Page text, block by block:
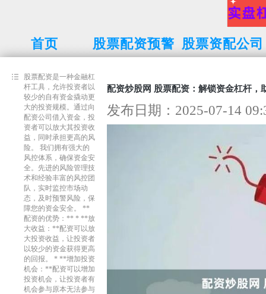
首页
股票配资预警 股票资配公司
股票配资是一种金融杠
杆工具，允许投资者以
较少的自有资金撬动更
大的投资规模。通过向
配资公司借入资金，投
资者可以放大其投资收
益，同时承担更高的风
险。 我们拥有强大的
风控体系，确保资金安
全。先进的风险管理技
术和经验丰富的风控团
队，实时监控市场动
态，及时预警风险，保
障您的资金安全。 **
配资的优势：** * **放
大收益：**配资可以放
大投资收益，让投资者
以较少的资金获得更高
的回报。 * **增加投资
机会：**配资可以增加
投资机会，让投资者有
机会参与原本无法参与
配资炒股网 股票配资：解锁资金杠杆，
发布日期：2025-07-14